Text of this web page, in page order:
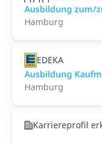
Ausbildung zum/
Hamburg
EDEKA
Ausbildung
Hamburg
Karriereprofil